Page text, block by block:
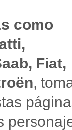
como
Fiat,
,